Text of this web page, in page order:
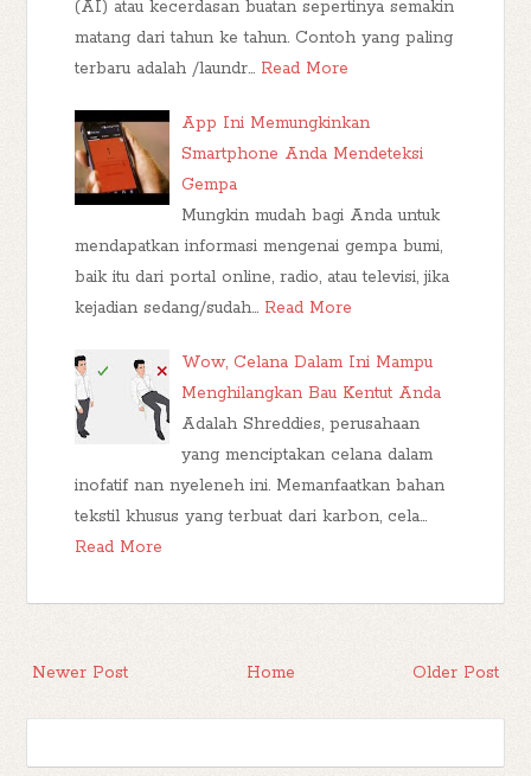
(AI) atau kecerdasan buatan sepertinya semakin
matang dari tahun ke tahun. Contoh yang paling
terbaru adalah /laundr… Read More
App Ini Memungkinkan
Smartphone Anda Mendeteksi
Gempa
Mungkin mudah bagi Anda untuk
mendapatkan informasi mengenai gempa bumi,
baik itu dari portal online, radio, atau televisi, jika
kejadian sedang/sudah… Read More
Wow, Celana Dalam Ini Mampu
Menghilangkan Bau Kentut Anda
Adalah Shreddies, perusahaan
yang menciptakan celana dalam
inofatif nan nyeleneh ini. Memanfaatkan bahan
tekstil khusus yang terbuat dari karbon, cela…
Read More
Newer Post Older Post
Home